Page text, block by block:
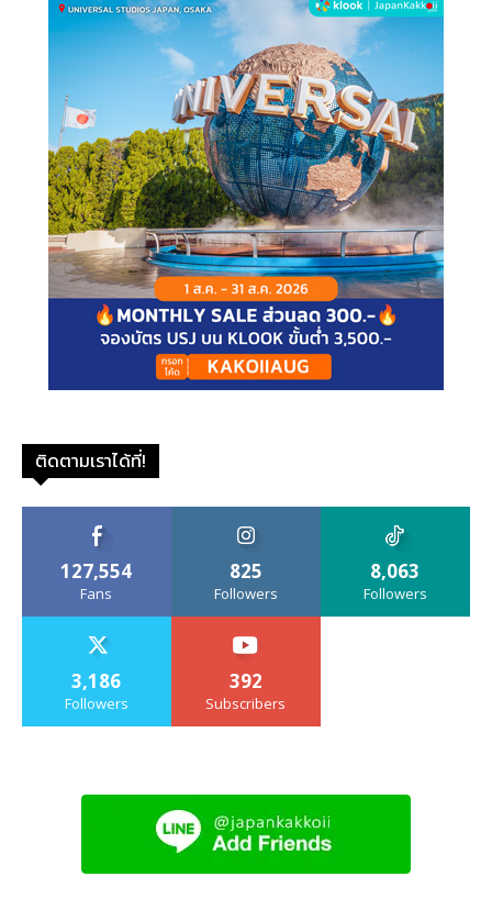
ติดตามเราได้ที่!
127,554
Fans
825
Followers
8,063
Followers
3,186
Followers
392
Subscribers